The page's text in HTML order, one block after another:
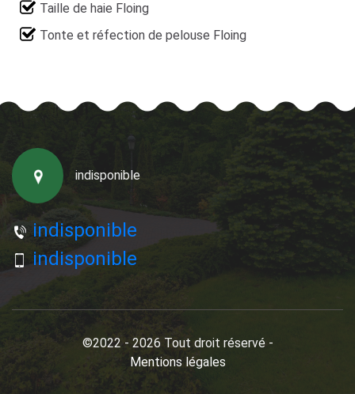
Taille de haie Floing
Tonte et réfection de pelouse Floing
indisponible
indisponible
indisponible
©2022 - 2026 Tout droit réservé -
Mentions légales